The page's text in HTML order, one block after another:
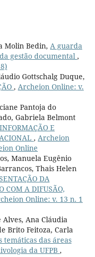
Molin Bedin, A guarda
gestão documental ,
Gottschalg Duque,
, Archeion Online: v.
Pantoja do
Gabriela Belmont
E
, Archeion
Online
Manuela Eugênio
Thais Helen
DA
COM A DIFUSÃO,
Online: v. 13 n. 1
Ana Cláudia
Brito Feitoza, Carla
temáticas das áreas
da UFPB ,